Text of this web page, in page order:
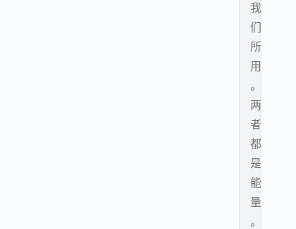
我
们
所
用
。
两
者
都
是
能
量
。